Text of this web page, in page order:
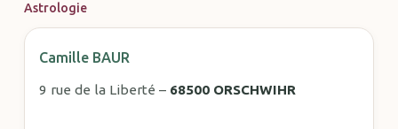
Astrologie
Camille BAUR
9 rue de la Liberté – 68500 ORSCHWIHR